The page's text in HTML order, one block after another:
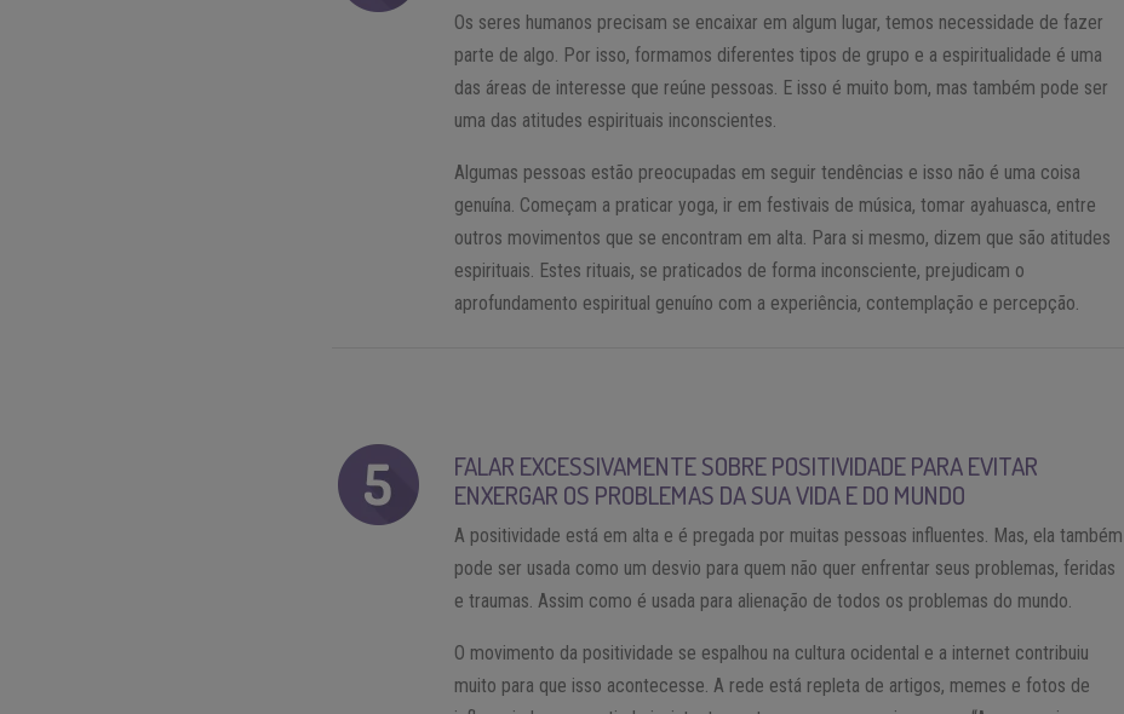
Os seres humanos precisam se encaixar em algum lugar, temos necessidade de fazer
parte de algo. Por isso, formamos diferentes tipos de grupo e a espiritualidade é uma
das áreas de interesse que reúne pessoas. E isso é muito bom, mas também pode ser
uma das atitudes espirituais inconscientes.
Algumas pessoas estão preocupadas em seguir tendências e isso não é uma coisa
genuína. Começam a praticar yoga, ir em festivais de música, tomar ayahuasca, entre
outros movimentos que se encontram em alta. Para si mesmo, dizem que são atitudes
espirituais. Estes rituais, se praticados de forma inconsciente, prejudicam o
aprofundamento espiritual genuíno com a experiência, contemplação e percepção.
FALAR EXCESSIVAMENTE SOBRE POSITIVIDADE PARA EVITAR
ENXERGAR OS PROBLEMAS DA SUA VIDA E DO MUNDO
A positividade está em alta e é pregada por muitas pessoas influentes. Mas, ela também
pode ser usada como um desvio para quem não quer enfrentar seus problemas, feridas
e traumas. Assim como é usada para alienação de todos os problemas do mundo.
O movimento da positividade se espalhou na cultura ocidental e a internet contribuiu
muito para que isso acontecesse. A rede está repleta de artigos, memes e fotos de